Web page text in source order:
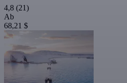
4,8 (21)
Ab
68,21 $